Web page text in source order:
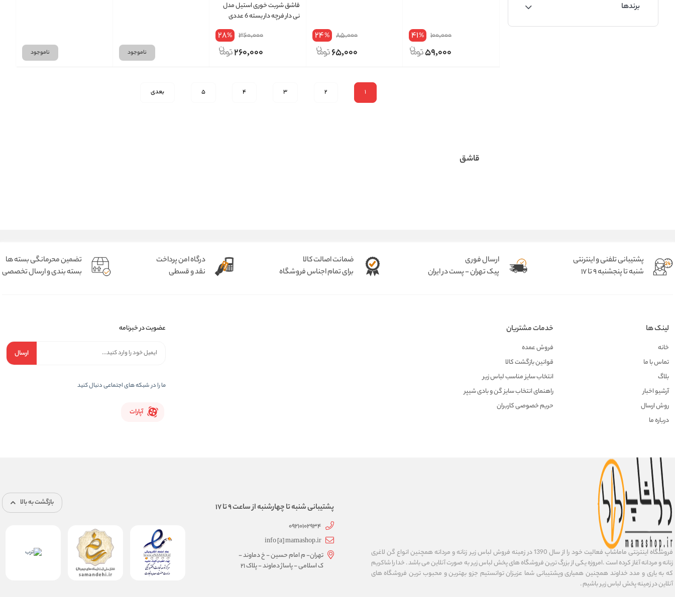
برندها
100,000
41%
59,000
85,000
24%
65,000
قاشق شربت خوری استیل مدل
نی دار فرچه دار بسته 6 عددی
360,000
28%
260,000 ناموجود ناموجود
1
2
3
4
5 بعدی
قاشق
پشتیبانی تلفنی و اینترنتی
شنبه تا پنجشنبه 9 تا 17
ارسال فوری
پیک تهران - پست در ایران
ضمانت اصالت کالا
برای تمام اجناس فروشگاه
درگاه امن پرداخت
نقد و قسطی
تضمین محرمانگی بسته ها
بسته بندی و ارسال تخصصی
لینک ها
خانه
تماس با ما
بلاگ
آرشیو اخبار
روش ارسال
درباره ما
خدمات مشتریان
فروش عمده
قوانین بازگشت کالا
انتخاب سایز مناسب لباس زیر
راهنمای انتخاب سایز گن و بادی شیپر
حریم خصوصی کاربران
عضویت در خبرنامه
ارسال
ما را در شبکه های اجتماعی دنبال کنید
آپارات
فروشگاه اینترنتی ماماشاپ فعالیت خود را از سال 1390 در زمینه فروش لباس زیر زنانه و مردانه همچنین انواع گن لاغری
زنانه و مردانه آغاز کرده است .امروزه یکی از بزرگ ترین فروشگاه های پخش لباس زیر به صورت آنلاین می باشد . خدا را شاکریم
که به یاری و مدد خداوند همچنین همیاری وپشتیبانی شما عزیزان توانستیم جزو بهترین و محبوب ترین فروشگاه های
آنلاین در زمینه پخش لباس زیر باشیم .
پشتیبانی شنبه تا چهارشنبه از ساعت 9 تا 17
09210102934
info [a] mamashop.ir
تهران- م امام حسین - خ دماوند -
ک اسلامی - پاساژ دماوند - پلاک 21
بازگشت به بالا